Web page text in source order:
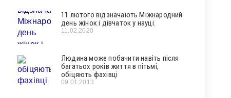
11 лютого відзначають Міжнародний
день жінок і дівчаток у науці.
11.02.2020
Людина може побачити навіть після
багатьох років життя в пітьмі,
обіцяють фахівці
09.01.2013